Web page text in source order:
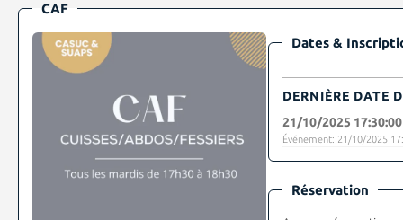
CAF
Dates &
DERNIÈRE DATE
21/10/2025 17:30:00
Événement: 21/10/2025
Réservation